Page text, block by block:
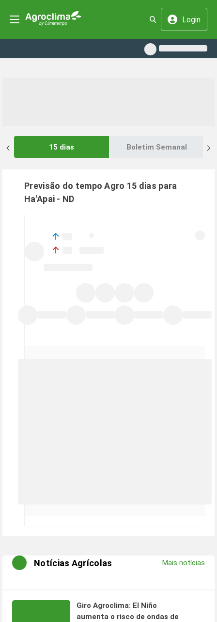
Login
15 dias Boletim Semanal
Previsão do tempo Agro 15 dias para
Ha'Apai - ND
Notícias Agrícolas Mais notícias
Giro Agroclima: El Niño
aumenta o risco de ondas de